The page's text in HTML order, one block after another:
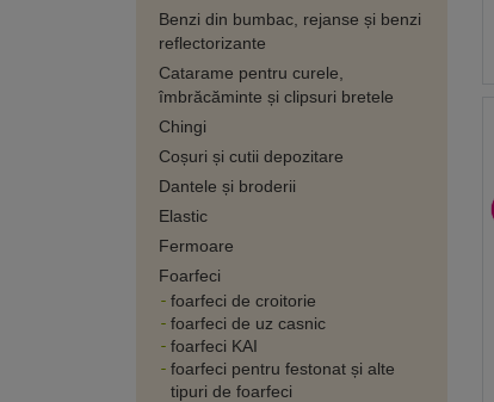
Benzi din bumbac, rejanse și benzi
reflectorizante
Catarame pentru curele,
îmbrăcăminte și clipsuri bretele
Chingi
Coșuri și cutii depozitare
Dantele și broderii
Elastic
Fermoare
Foarfeci
foarfeci de croitorie
foarfeci de uz casnic
foarfeci KAI
foarfeci pentru festonat și alte
tipuri de foarfeci